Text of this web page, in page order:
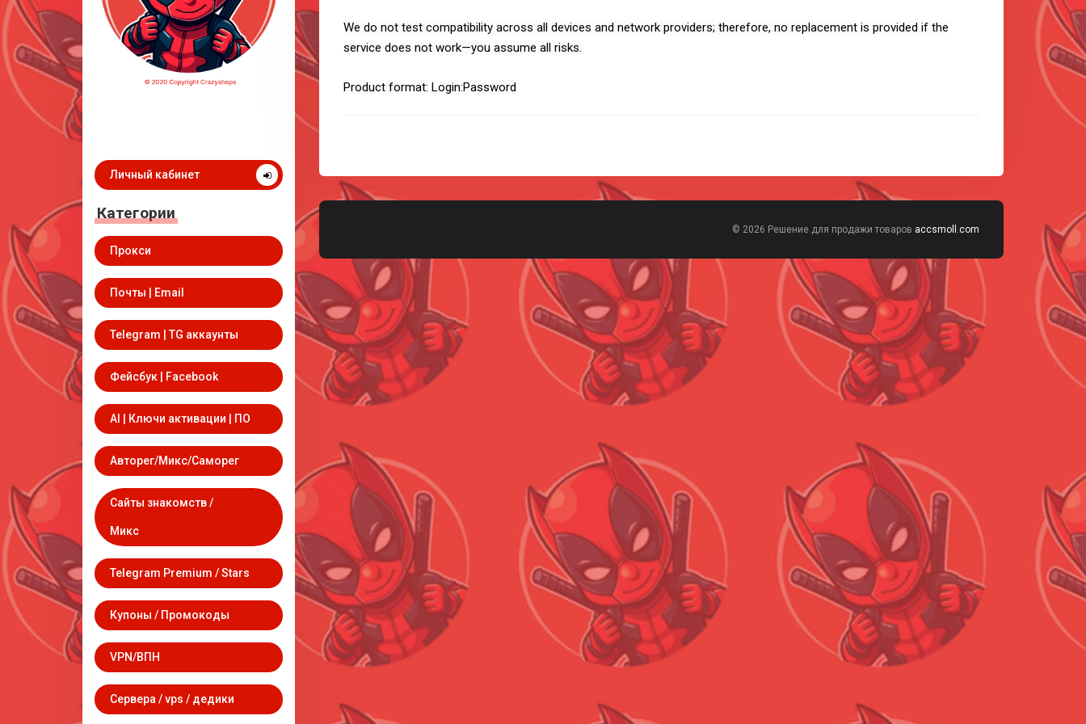
Личный кабинет
Категории
Прокси
Почты | Email
Telegram | TG аккаунты
Фейсбук | Facebook
AI | Ключи активации | ПО
Авторег/Микс/Саморег
Сайты знакомств /
Микс
Telegram Premium / Stars
Купоны / Промокоды
VPN/ВПН
Сервера / vps / дедики
We do not test compatibility across all devices and network providers; therefore, no replacement is provided if the
service does not work—you assume all risks.
Product format: Login:Password
© 2026 Решение для продажи товаров accsmoll.com